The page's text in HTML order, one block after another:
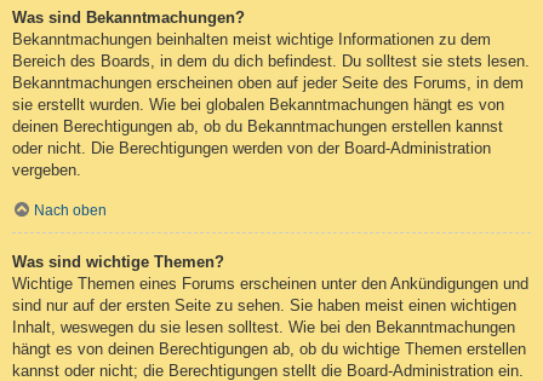
Was sind Bekanntmachungen?
Bekanntmachungen beinhalten meist wichtige Informationen zu dem
Bereich des Boards, in dem du dich befindest. Du solltest sie stets lesen.
Bekanntmachungen erscheinen oben auf jeder Seite des Forums, in dem
sie erstellt wurden. Wie bei globalen Bekanntmachungen hängt es von
deinen Berechtigungen ab, ob du Bekanntmachungen erstellen kannst
oder nicht. Die Berechtigungen werden von der Board-Administration
vergeben.
Nach oben
Was sind wichtige Themen?
Wichtige Themen eines Forums erscheinen unter den Ankündigungen und
sind nur auf der ersten Seite zu sehen. Sie haben meist einen wichtigen
Inhalt, weswegen du sie lesen solltest. Wie bei den Bekanntmachungen
hängt es von deinen Berechtigungen ab, ob du wichtige Themen erstellen
kannst oder nicht; die Berechtigungen stellt die Board-Administration ein.